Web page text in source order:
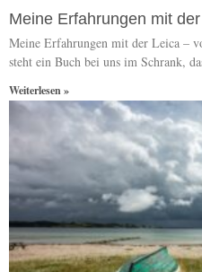
Meine Erfahrungen mit
Meine Erfahrungen mit der Leica –
steht ein Buch bei uns im Schrank,
Weiterlesen »